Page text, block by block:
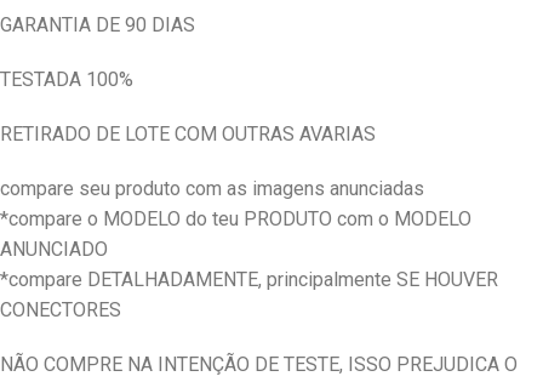
GARANTIA DE 90 DIAS
TESTADA 100%
RETIRADO DE LOTE COM OUTRAS AVARIAS
compare seu produto com as imagens anunciadas
*compare o MODELO do teu PRODUTO com o MODELO
ANUNCIADO
*compare DETALHADAMENTE, principalmente SE HOUVER
CONECTORES
NÃO COMPRE NA INTENÇÃO DE TESTE, ISSO PREJUDICA O